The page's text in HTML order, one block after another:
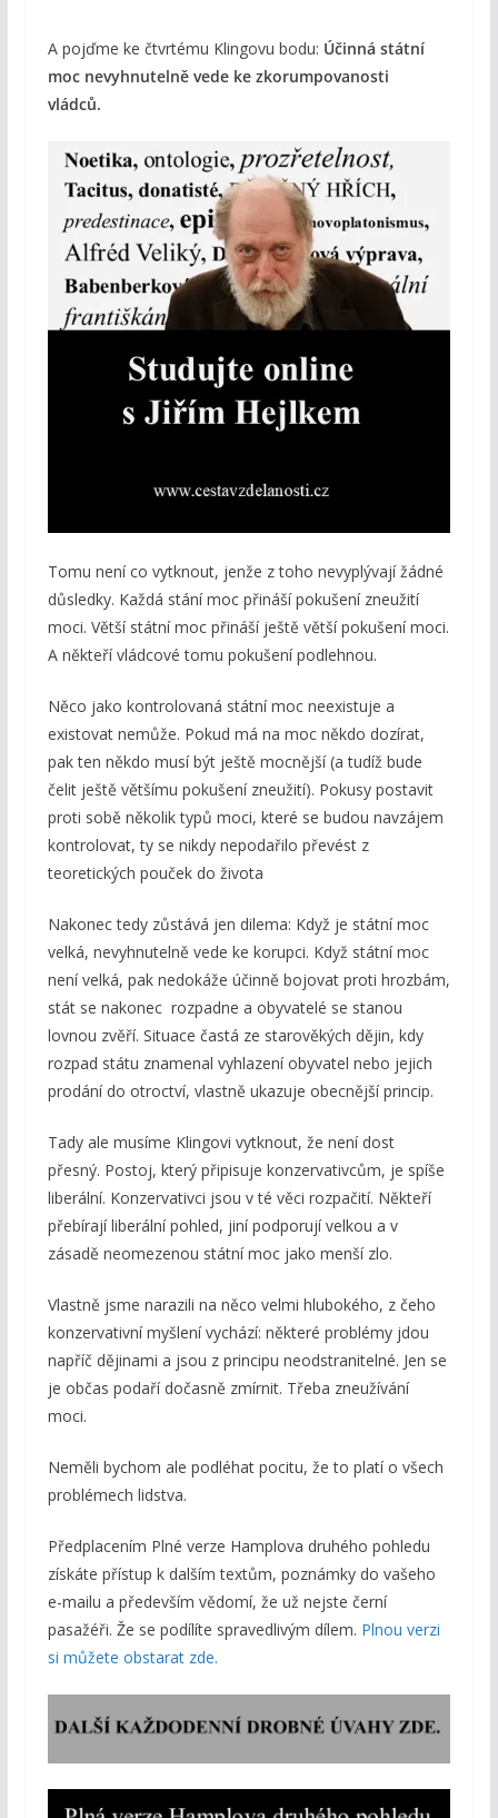
A pojďme ke čtvrtému Klingovu bodu: Účinná státní
moc nevyhnutelně vede ke zkorumpovanosti
vládců.
Tomu není co vytknout, jenže z toho nevyplývají žádné
důsledky. Každá stání moc přináší pokušení zneužití
moci. Větší státní moc přináší ještě větší pokušení moci.
A někteří vládcové tomu pokušení podlehnou.
Něco jako kontrolovaná státní moc neexistuje a
existovat nemůže. Pokud má na moc někdo dozírat,
pak ten někdo musí být ještě mocnější (a tudíž bude
čelit ještě většímu pokušení zneužití). Pokusy postavit
proti sobě několik typů moci, které se budou navzájem
kontrolovat, ty se nikdy nepodařilo převést z
teoretických pouček do života
Nakonec tedy zůstává jen dilema: Když je státní moc
velká, nevyhnutelně vede ke korupci. Když státní moc
není velká, pak nedokáže účinně bojovat proti hrozbám,
stát se nakonec rozpadne a obyvatelé se stanou
lovnou zvěří. Situace častá ze starověkých dějin, kdy
rozpad státu znamenal vyhlazení obyvatel nebo jejich
prodání do otroctví, vlastně ukazuje obecnější princip.
Tady ale musíme Klingovi vytknout, že není dost
přesný. Postoj, který připisuje konzervativcům, je spíše
liberální. Konzervativci jsou v té věci rozpačití. Někteří
přebírají liberální pohled, jiní podporují velkou a v
zásadě neomezenou státní moc jako menší zlo.
Vlastně jsme narazili na něco velmi hlubokého, z čeho
konzervativní myšlení vychází: některé problémy jdou
napříč dějinami a jsou z principu neodstranitelné. Jen se
je občas podaří dočasně zmírnit. Třeba zneužívání
moci.
Neměli bychom ale podléhat pocitu, že to platí o všech
problémech lidstva.
Předplacením Plné verze Hamplova druhého pohledu
získáte přístup k dalším textům, poznámky do vašeho
e-mailu a především vědomí, že už nejste černí
pasažéři. Že se podílíte spravedlivým dílem. Plnou verzi
si můžete obstarat zde.